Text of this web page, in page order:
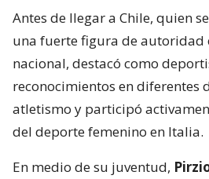
Antes de llegar a Chile, quien
una fuerte figura de autoridad
nacional, destacó como
reconocimientos en diferentes
atletismo y participó
del deporte femenino en Italia.
En medio de su juventud,